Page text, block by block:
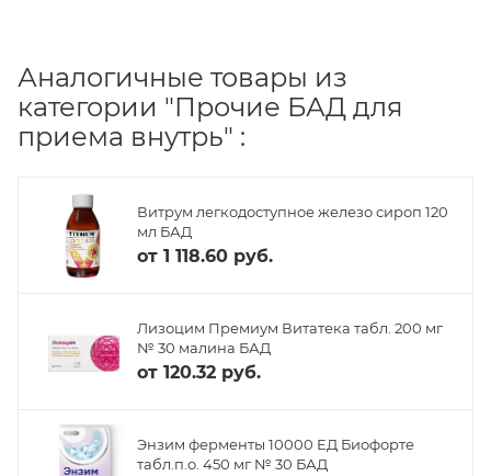
Аналогичные товары из
категории "Прочие БАД для
приема внутрь" :
Витрум легкодоступное железо сироп 120
мл БАД
от 1 118.60 руб.
Лизоцим Премиум Витатека табл. 200 мг
№ 30 малина БАД
от 120.32 руб.
Энзим ферменты 10000 ЕД Биофорте
табл.п.о. 450 мг № 30 БАД